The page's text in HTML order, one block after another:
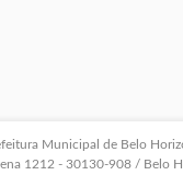
Municipal de Belo
1212 - 30130-908 / Belo